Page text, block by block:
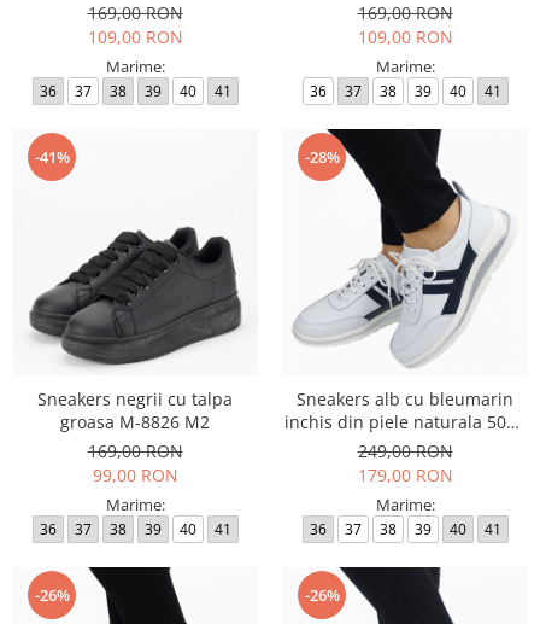
169,00 RON
109,00 RON
Marime:
36 37 38 39 40 41
169,00 RON
109,00 RON
Marime:
36 37 38 39 40 41
-41%
Sneakers negrii cu talpa
groasa M-8826 M2
169,00 RON
99,00 RON
Marime:
36 37 38 39 40 41
-28%
Sneakers alb cu bleumarin
inchis din piele naturala 5089
M2
249,00 RON
179,00 RON
Marime:
36 37 38 39 40 41
-26% -26%